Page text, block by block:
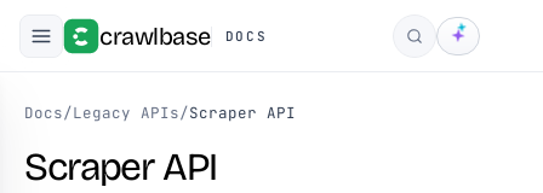
crawlbase DOCS Suchen
Docs/Legacy APIs/Scraper API
Scraper API